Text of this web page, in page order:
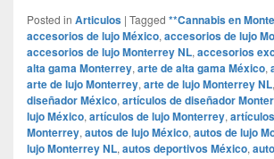
Posted in Articulos | Tagged **Cannabis en
accesorios de lujo México, accesorios de lujo
accesorios de lujo Monterrey NL, accesorios
alta gama Monterrey, arte de alta gama México,
arte de lujo Monterrey, arte de lujo Monterrey NL,
diseñador México, artículos de diseñador
lujo México, artículos de lujo Monterrey,
Monterrey, autos de lujo México, autos de lujo
lujo Monterrey NL, autos deportivos México,